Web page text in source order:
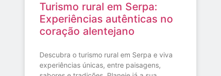
Turismo rural em Serpa:
Experiências autênticas no
coração alentejano
Descubra o turismo rural em Serpa e viva
experiências únicas, entre paisagens,